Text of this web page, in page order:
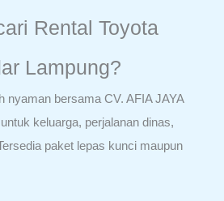
Rental Toyota
Lampung?
nyaman bersama CV. AFIA JAYA
keluarga, perjalanan dinas,
paket lepas kunci maupun